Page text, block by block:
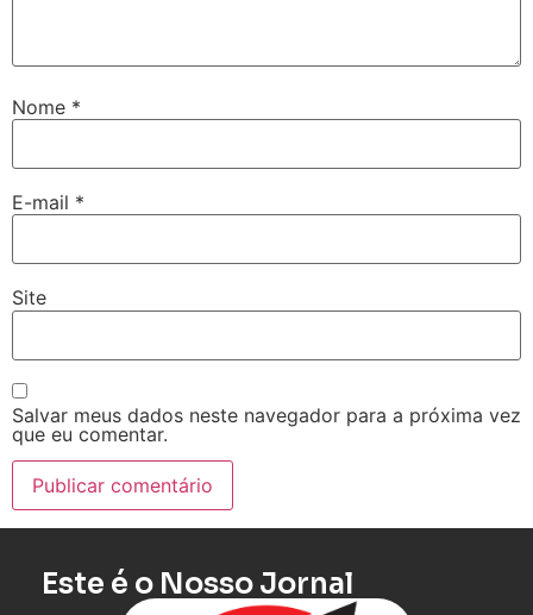
Nome *
E-mail *
Site
Salvar meus dados neste navegador para a próxima vez
que eu comentar.
Este é o Nosso Jornal